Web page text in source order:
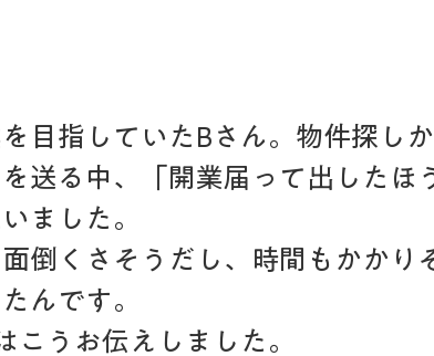
目指していたBさん。物件探し
送る中、「開業届って出したほ
ました。
面倒くさそうだし、時間もかかり
んです。
こうお伝えしました。